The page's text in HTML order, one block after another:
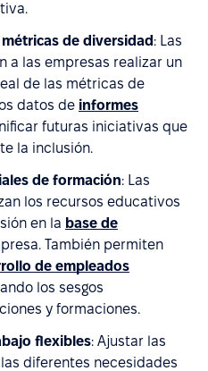
de diversidad : Las
a las empresas realizar un
de las métricas de
datos de informes
futuras iniciativas que
la inclusión.
de formación: Las
los recursos educativos
en la base de
También permiten
de empleados
los sesgos
y formaciones.
flexibles: Ajustar las
diferentes necesidades